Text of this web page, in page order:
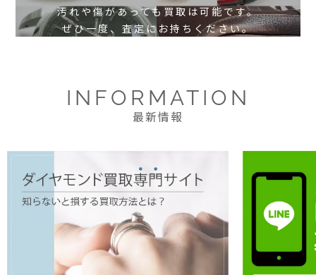
汚れや傷があっても買取は可能です。
ぜひ一度、査定にお持ちください。
INFORMATION
最新情報